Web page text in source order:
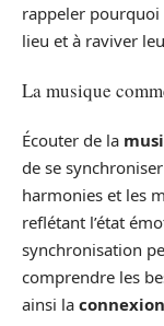
rappeler
lieu et à raviver
La musique
Écouter de la
de se
harmonies et les
reflétant l’état
synchronisation
comprendre les
ainsi la